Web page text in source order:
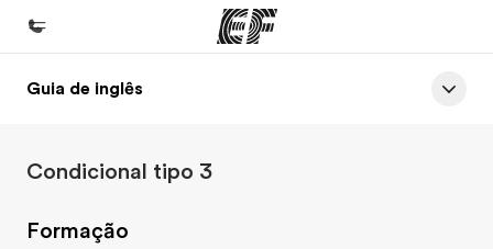
Início
Programas
Guia de inglês
Condicional tipo 3
Formação